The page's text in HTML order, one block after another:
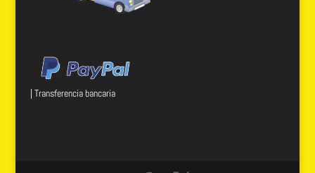
| Transferencia bancaria